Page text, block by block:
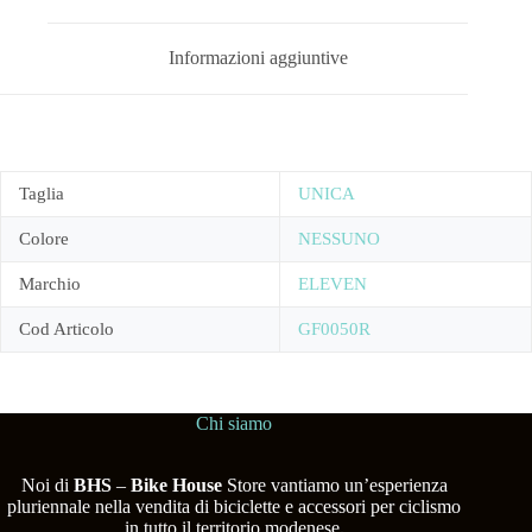
Informazioni aggiuntive
Taglia UNICA
Colore NESSUNO
Marchio ELEVEN
Cod Articolo GF0050R
Chi siamo
Noi di BHS– Bike HouseStore vantiamo un’esperienza
pluriennale nella vendita di biciclette e accessori per ciclismo